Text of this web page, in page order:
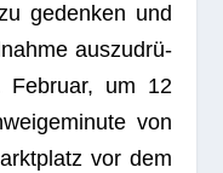
geden­ken und
aus­zu­drü­
Februar, um 12
von
vor dem